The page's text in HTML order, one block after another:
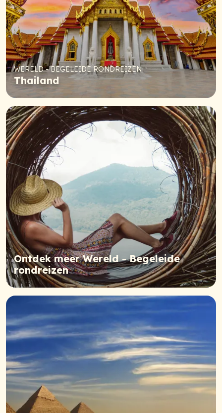
WERELD - BEGELEIDE RONDREIZEN
Thailand
Ontdek meer Wereld - Begeleide
rondreizen